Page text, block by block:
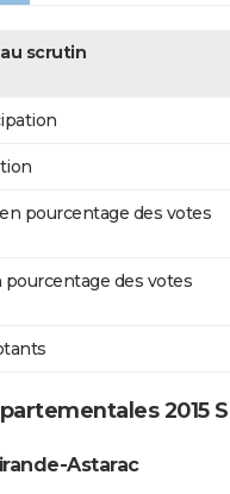
scrutin
pourcentage des votes
pourcentage des votes
2015
Astarac